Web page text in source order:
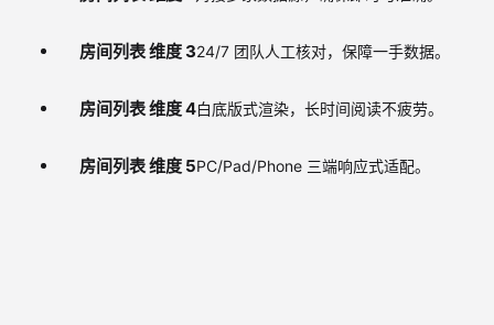
房间列表 维度 324/7 团队人工核对，保障一手数据。
房间列表 维度 4白底版式渲染，长时间阅读不疲劳。
房间列表 维度 5PC/Pad/Phone 三端响应式适配。